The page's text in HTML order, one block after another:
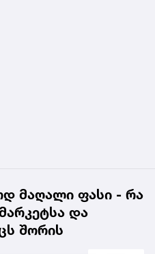
მაღალი ფასი - რა
და
შორის